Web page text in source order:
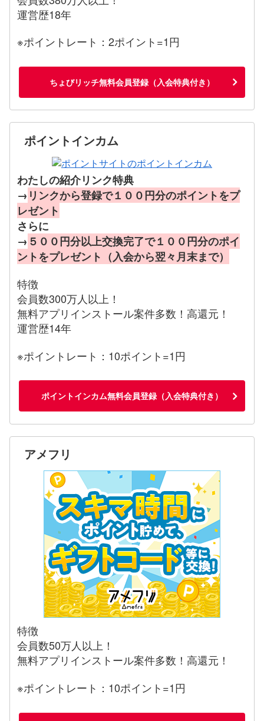
運営歴18年
※ポイントレート：2ポイント=1円
ちょびリッチ無料会員登録（入会特典付き）
ポイントインカム
わたしの紹介リンク特典
→ リンクから登録で１００円分のポイントをプ
レゼント
さらに
→ ５００円分以上交換完了で１００円分のポイ
ントをプレゼント（入会から翌々月末まで）
特徴
会員数300万人以上！
無料アプリインストール案件多数！高還元！
運営歴14年
※ポイントレート：10ポイント=1円
ポイントインカム無料会員登録（入会特典付き）
アメフリ
特徴
会員数50万人以上！
無料アプリインストール案件多数！高還元！
※ポイントレート：10ポイント=1円